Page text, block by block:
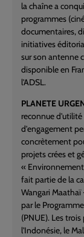
la chaîne a
programmes
documentaires,
initiatives
sur son antenne
disponible en
l'ADSL.
PLANETE
reconnue
d'engagement
concrètement
projets crées et
«
fait partie de la
Wangari
par le
(PNUE). Les
l'Indonésie, le